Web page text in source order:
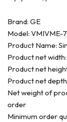
Brand: GE
Model: VMIVME-
Product Name:
Product net
Product net
Product net
Net weight of
order
Minimum order